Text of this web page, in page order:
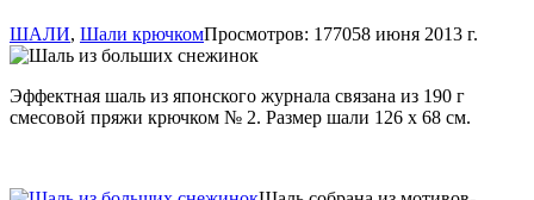
ШАЛИ, Шали крючкомПросмотров: 177058 июня 2013 г.
Эффектная шаль из японского журнала связана из 190 г
смесовой пряжи крючком № 2. Размер шали 126 х 68 см.